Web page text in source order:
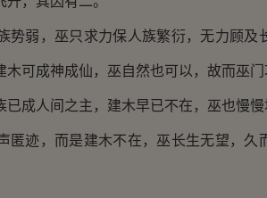
弱，巫只求力保人族繁衍，无力顾及
可成神成仙，巫自然也可以，故而巫门
人间之主，建木早已不在，巫也慢慢
迹，而是建木不在，巫长生无望，久